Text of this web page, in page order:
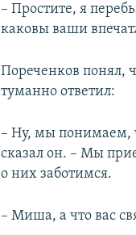
– Простите, я
каковы ваши
Пореченков понял,
туманно ответил:
– Ну, мы понимаем,
сказал он. – Мы
о них заботимся.
– Миша, а что вас